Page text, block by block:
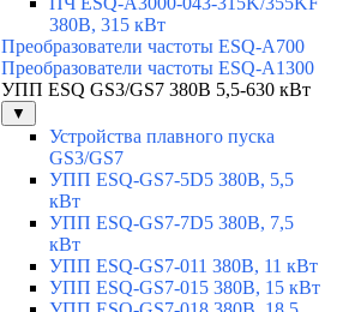
380В, 315 кВт
Преобразователи частоты ESQ-A700
Преобразователи частоты ESQ-A1300
УПП ESQ GS3/GS7 380В 5,5-630 кВт
▼
Устройства плавного пуска
GS3/GS7
УПП ESQ-GS7-5D5 380В, 5,5
кВт
УПП ESQ-GS7-7D5 380В, 7,5
кВт
УПП ESQ-GS7-011 380В, 11 кВт
УПП ESQ-GS7-015 380В, 15 кВт